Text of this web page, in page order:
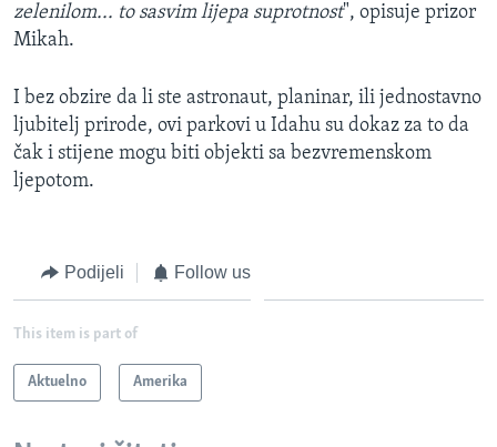
zelenilom... to sasvim lijepa suprotnost", opisuje prizor
Mikah.
I bez obzire da li ste astronaut, planinar, ili jednostavno
ljubitelj prirode, ovi parkovi u Idahu su dokaz za to da
čak i stijene mogu biti objekti sa bezvremenskom
ljepotom.
Podijeli Follow us
This item is part of
Aktuelno Amerika